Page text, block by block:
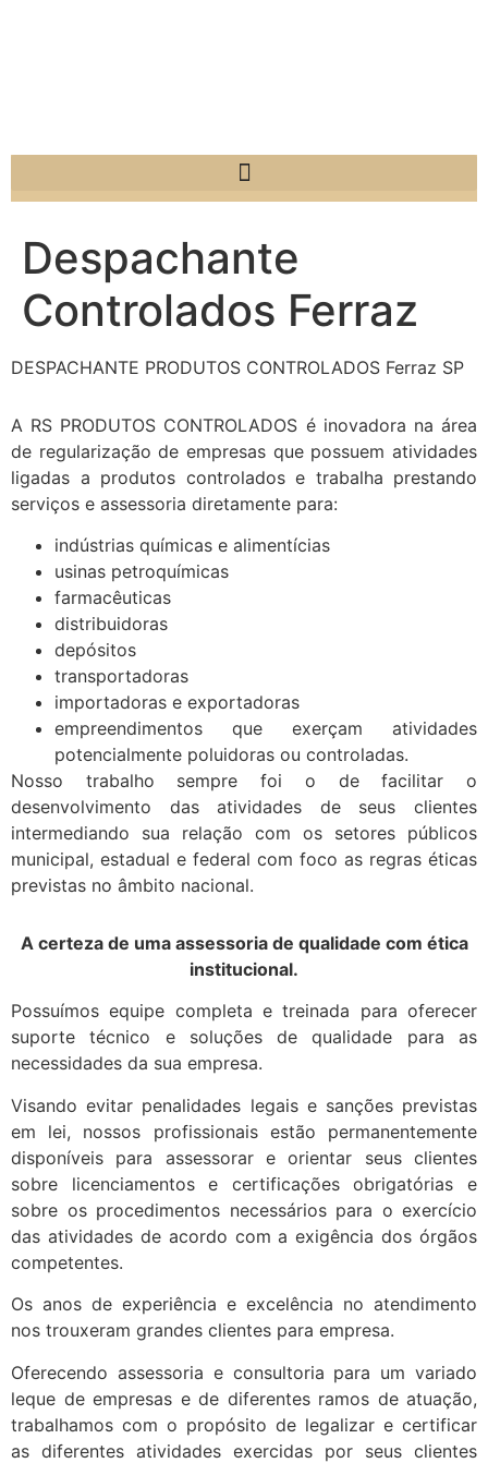
Despachante
Controlados Ferraz
DESPACHANTE PRODUTOS CONTROLADOS Ferraz SP
A RS PRODUTOS CONTROLADOS é inovadora na área
de regularização de empresas que possuem atividades
ligadas a produtos controlados e trabalha prestando
serviços e assessoria diretamente para:
indústrias químicas e alimentícias
usinas petroquímicas
farmacêuticas
distribuidoras
depósitos
transportadoras
importadoras e exportadoras
empreendimentos que exerçam atividades
potencialmente poluidoras ou controladas.
Nosso trabalho sempre foi o de facilitar o
desenvolvimento das atividades de seus clientes
intermediando sua relação com os setores públicos
municipal, estadual e federal com foco as regras éticas
previstas no âmbito nacional.
A certeza de uma assessoria de qualidade com ética
institucional.
Possuímos equipe completa e treinada para oferecer
suporte técnico e soluções de qualidade para as
necessidades da sua empresa.
Visando evitar penalidades legais e sanções previstas
em lei, nossos profissionais estão permanentemente
disponíveis para assessorar e orientar seus clientes
sobre licenciamentos e certificações obrigatórias e
sobre os procedimentos necessários para o exercício
das atividades de acordo com a exigência dos órgãos
competentes.
Os anos de experiência e excelência no atendimento
nos trouxeram grandes clientes para empresa.
Oferecendo assessoria e consultoria para um variado
leque de empresas e de diferentes ramos de atuação,
trabalhamos com o propósito de legalizar e certificar
as diferentes atividades exercidas por seus clientes